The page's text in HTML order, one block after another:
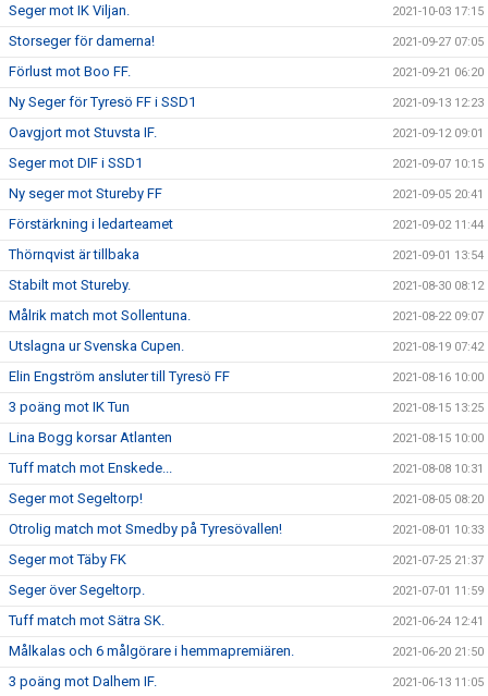
Seger mot IK Viljan. 2021-10-03 17:15
Storseger för damerna! 2021-09-27 07:05
Förlust mot Boo FF. 2021-09-21 06:20
Ny Seger för Tyresö FF i SSD1 2021-09-13 12:23
Oavgjort mot Stuvsta IF. 2021-09-12 09:01
Seger mot DIF i SSD1 2021-09-07 10:15
Ny seger mot Stureby FF 2021-09-05 20:41
Förstärkning i ledarteamet 2021-09-02 11:44
Thörnqvist är tillbaka 2021-09-01 13:54
Stabilt mot Stureby. 2021-08-30 08:12
Målrik match mot Sollentuna. 2021-08-22 09:07
Utslagna ur Svenska Cupen. 2021-08-19 07:42
Elin Engström ansluter till Tyresö FF 2021-08-16 10:00
3 poäng mot IK Tun 2021-08-15 13:25
Lina Bogg korsar Atlanten 2021-08-15 10:00
Tuff match mot Enskede... 2021-08-08 10:31
Seger mot Segeltorp! 2021-08-05 08:20
Otrolig match mot Smedby på Tyresövallen! 2021-08-01 10:33
Seger mot Täby FK 2021-07-25 21:37
Seger över Segeltorp. 2021-07-01 11:59
Tuff match mot Sätra SK. 2021-06-24 12:41
Målkalas och 6 målgörare i hemmapremiären. 2021-06-20 21:50
3 poäng mot Dalhem IF. 2021-06-13 11:05